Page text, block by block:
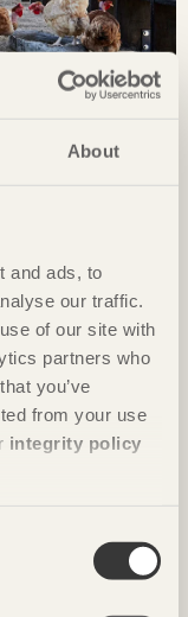
About
and ads, to
our traffic.
of our site with
partners who
you’ve
from your use
integrity policy
& Associates